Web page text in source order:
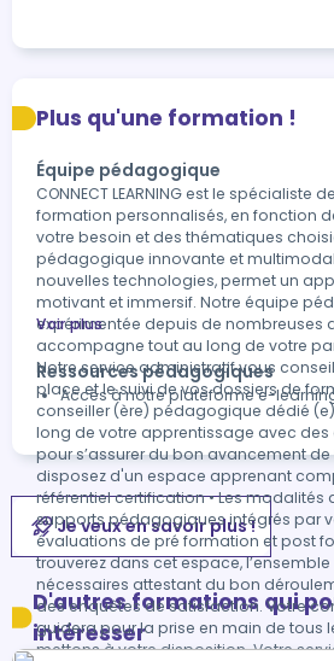
Plus qu'une formation !
Équipe pédagogique
CONNECT LEARNING est le spécialiste
formation personnalisés, en fonction
votre besoin et des thématiques choisies. Notre
pédagogique innovante et
nouvelles technologies, permet un
motivant et immersif. Notre équipe pédagogique
expérimentée depuis de nombreuses
accompagne tout au long de votre
Notre service administratif vous conseille pour la mise en
place et le suivi de vos dossiers de
conseiller (ère) pédagogique dédié (e) vous assiste tout
long de votre apprentissage avec des
pour s’assurer du bon avancement de la
disposez d'un espace apprenant
référentiel certification • Les modalités
supports pédagogiques intégrés par
évaluations de pré formation et post
trouverez dans cet espace, l’ensemble des documents
nécessaires attestant du bon déroulement de la formation et
des enquêtes de satisfaction. Votre
guidera pour la prise en main de tous
mettons à votre disposition. Votre service administratif :
Voir plus
Ressources pédagogiques
Accès à notre plateforme e-
Je veux en savoir plus !
D'autres formations qui
intéresser